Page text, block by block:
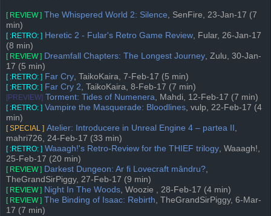
[ REVIEW ] The Whispered World 2: Silence, SenFire, 23-Jan-17 (7
min)
[ :RETRO: ] Heretic 2 - Fular's Retro Game Review, Fular, 26-Jan-17
(8 min)
[ REVIEW ] Dreamfall Chapters: The Longest Journey, Zulu, 30-Jan-
17 (5 min)
[ :RETRO: ] Far Cry, TaikoKaira, 7-Feb-17 (5 min)
[ :RETRO: ] Far Cry 2, TaikoKaira, 8-Feb-17 (7 min)
[PREVIEW] Torment: Tides of Numenera, Mahdi, 12-Feb-17 (7 min)
[ :RETRO: ] Vampire the Masquerade: Bloodlines, vulp, 22-Feb-17 (4
min)
[ SPECIAL ] Atelier: Introducere in Unreal Engine 4 – partea II ,
mahri726, 24-Feb-17 (33 min)
[ :RETRO: ] Waaagh!'s Retro-Review for the THIEF trilogy, Waaagh!,
25-Feb-17 (20 min)
[ REVIEW ] Darkest Dungeon: Ar fi Lovecraft mândru?,
TheGrandSirPiggy, 27-Feb-17 (9 min)
[ REVIEW ] Night In The Woods, Woozie , 28-Feb-17 (4 min)
[ REVIEW ] The Binding of Isaac: Rebirth, TheGrandSirPiggy, 6-Mar-
17 (7 min)